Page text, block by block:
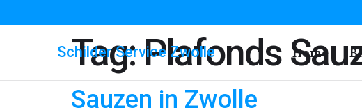
Schilder Service Zwolle Home
Tag:Plafonds
Sauzen in Zwolle